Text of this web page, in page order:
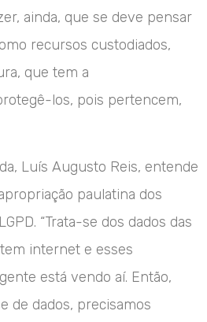
ainda, que se deve pensar
recursos custodiados,
que tem a
los, pois pertencem,
Luís Augusto Reis, entende
paulatina dos
“Trata-se dos dados das
internet e esses
está vendo aí. Então,
de dados, precisamos